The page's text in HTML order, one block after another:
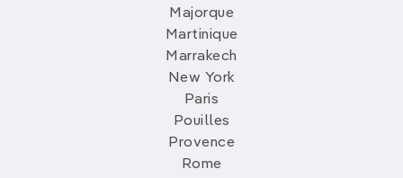
Majorque
Martinique
Marrakech
New York
Paris
Pouilles
Provence
Rome